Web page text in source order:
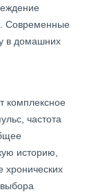
Современные
в домашних
комплексное
частота
историю,
хронических